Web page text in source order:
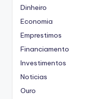
Dinheiro
Economia
Emprestimos
Financiamento
Investimentos
Noticias
Ouro